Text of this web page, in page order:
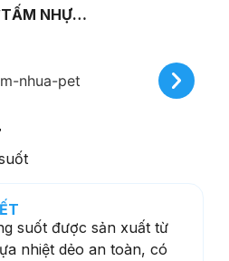
TẤM NHỰA
suốt được sản xuất từ
nhiệt dẻo an toàn, có